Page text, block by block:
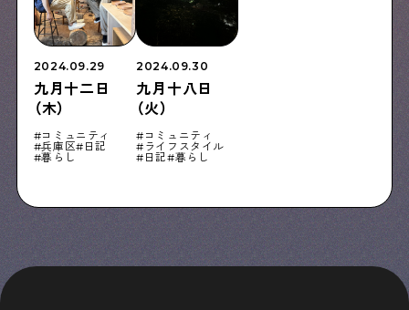
2024.09.29
九月十二日
（木）
コミュニティ
兵庫区
日記
暮らし
2024.09.30
九月十八日
（火）
コミュニティ
ライフスタイル
日記
暮らし